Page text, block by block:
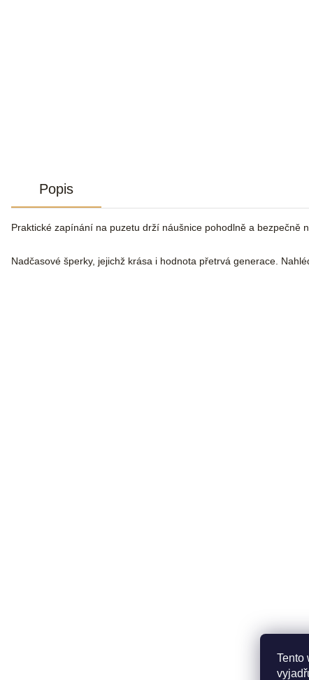
Tento
Popis
Praktické zapínání na puzetu drží náušnice pohodlně a bezpečně
Nadčasové šperky, jejichž krása i hodnota přetrvá generace.